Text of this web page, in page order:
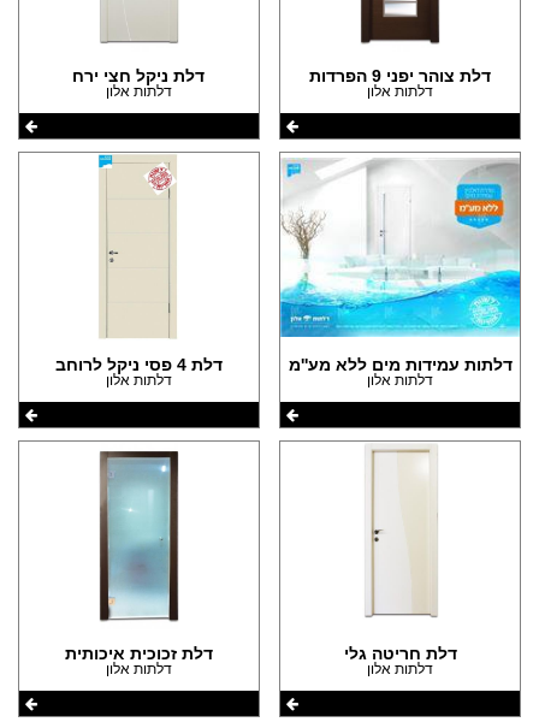
דלת צוהר יפני 9 הפרדות
דלתות אלון
דלת ניקל חצי ירח
דלתות אלון
דלתות עמידות מים ללא מע''מ
דלתות אלון
דלת 4 פסי ניקל לרוחב
דלתות אלון
דלת חריטה גלי
דלתות אלון
דלת זכוכית איכותית
דלתות אלון